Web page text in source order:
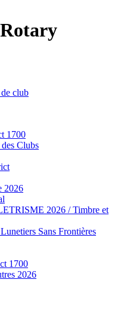
club
1700
Clubs
2026
2026 / Timbre et
Sans Frontières
1700
2026